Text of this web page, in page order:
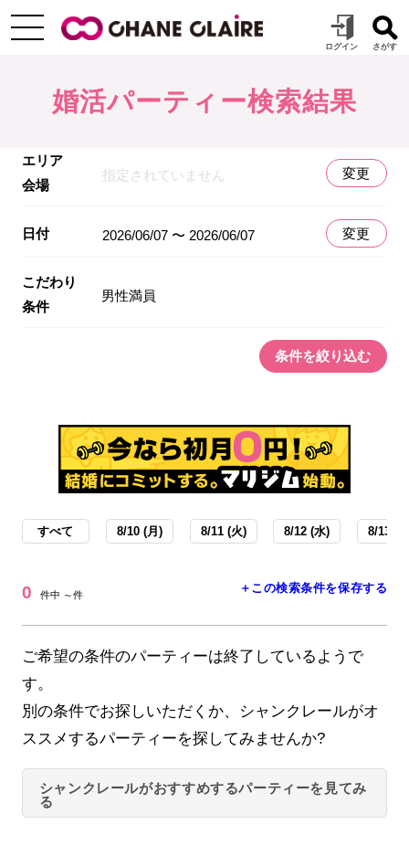
婚活パーティー検索結果
エリア
会場
指定されていません 変更
日付 2026/06/07 〜 2026/06/07 変更
こだわり
条件
男性満員
条件を絞り込む
すべて 8/10 (月) 8/11 (火) 8/12 (水) 8/13 (
0 件中 ～件 ＋この検索条件を保存する
ご希望の条件のパーティーは終了しているようで
す。
別の条件でお探しいただくか、シャンクレールがオ
ススメするパーティーを探してみませんか?
シャンクレールがおすすめするパーティーを見てみ
る